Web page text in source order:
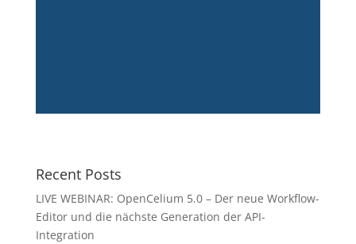
Recent Posts
LIVE WEBINAR: OpenCelium 5.0 – Der neue Workflow-
Editor und die nächste Generation der API-
Integration